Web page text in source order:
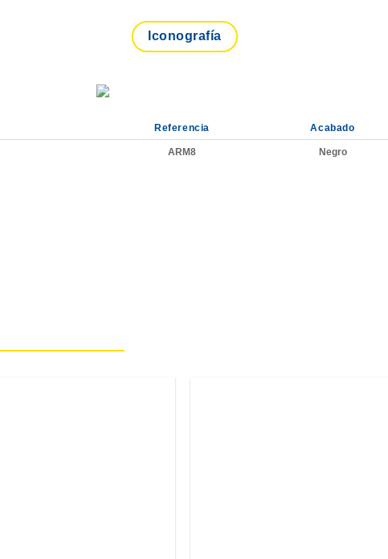
Iconografía
Referencia Acabado
ARM8 Negro